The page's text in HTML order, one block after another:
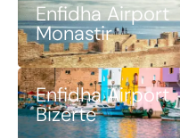
Enfidha Airport
Monastir
Enfidha Airport
Bizerte